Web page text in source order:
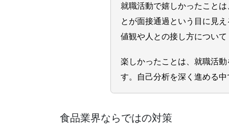
就職活動で嬉しかったこと
とが面接通過という目に見
値観や人との接し方につい
楽しかったことは、就職活
す。自己分析を深く進める
食品業界ならではの対策